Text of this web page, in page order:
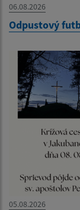
06.08.2026
Odpustový
05.08.2026